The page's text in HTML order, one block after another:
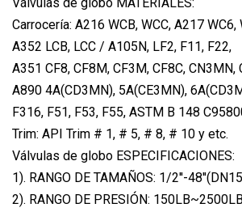
Carrocería: A216 WCB, WCC, A217 WC6,
A352 LCB, LCC / A105N, LF2, F11, F22,
A351 CF8, CF8M, CF3M, CF8C, CN3MN,
A890 4A(CD3MN), 5A(CE3MN),
F316, F51, F53, F55, ASTM B 148
Trim: API Trim # 1, # 5, # 8, # 10 y etc.
Válvulas de globo ESPECIFICACIONES:
1). RANGO DE TAMAÑOS: 1/2''-
2). RANGO DE PRESIÓN: